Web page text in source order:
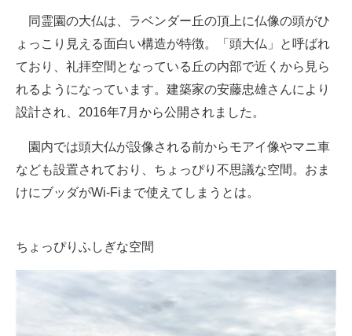
同霊園の大仏は、ラベンダー丘の頂上に仏像の頭がひ
ょっこり見える面白い構造が特徴。「頭大仏」と呼ばれ
ており、礼拝空間となっている丘の内部で近くから見ら
れるようになっています。建築家の安藤忠雄さんにより
設計され、2016年7月から公開されました。
園内では頭大仏が設像される前からモアイ像やマニ車
なども設置されており、ちょっぴり不思議な空間。おま
けにブッダがWi-Fiまで使えてしまうとは。
ちょっぴりふしぎな空間